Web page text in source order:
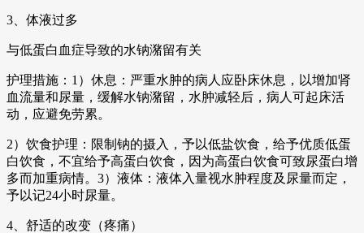
3、体液过多
与低蛋白血症导致的水钠潴留有关
护理措施：1）休息：严重水肿的病人应卧床休息，以增加肾
血流量和尿量，缓解水钠潴留，水肿减轻后，病人可起床活
动，应避免劳累。
2）饮食护理：限制钠的摄入，予以低盐饮食，给予优质低蛋
白饮食，不宜给予高蛋白饮食，因为高蛋白饮食可致尿蛋白增
多而加重病情。3）液体：液体入量视水肿程度及尿量而定，
予以记24小时尿量。
4、舒适的改变（疼痛）